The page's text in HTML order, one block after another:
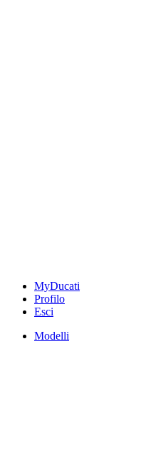
MyDucati
Profilo
Esci
Modelli